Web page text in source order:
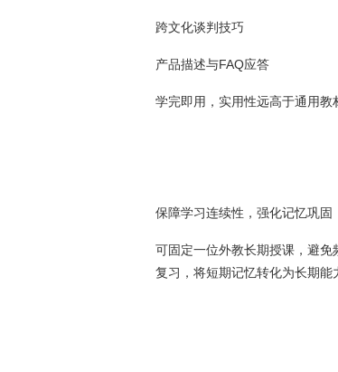
跨文化谈判技巧
产品描述与FAQ应答
学完即用，实用性远高于通用教
保障学习连续性，强化记忆巩固
可固定一位外教长期授课，避
复习，将短期记忆转化为长期能